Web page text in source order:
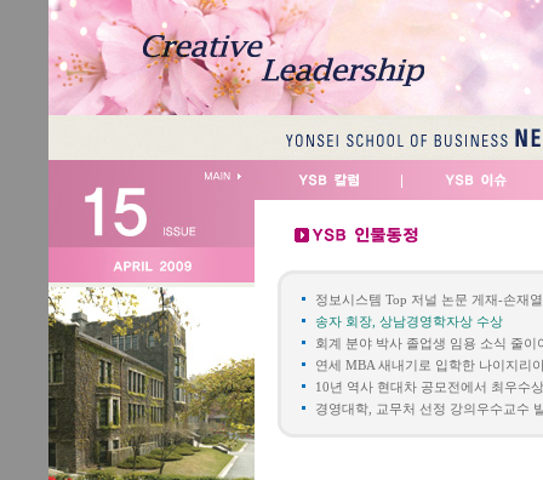
정보시스템 Top 저널 논문 게재-손재
송자 회장, 상남경영학자상 수상
회계 분야 박사 졸업생 임용 소식 줄이
연세 MBA 새내기로 입학한 나이지리
10년 역사 현대차 공모전에서 최우수
경영대학, 교무처 선정 강의우수교수